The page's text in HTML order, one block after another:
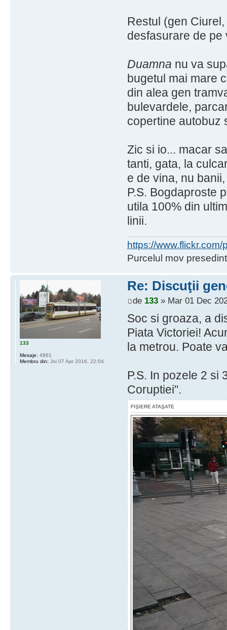
Restul (gen
desfasurare de pe
Duamna nu va
bugetul mai mare
din alea gen
bulevardele,
copertine autobuz
Zic si io... macar
tanti, gata, la
e de vina, nu
P.S. Bogdaproste
utila 100% din
linii.
https://
Purcelul mov
Re: Discuţii
de 133» Mar 01 Dec
Soc si groaza, a
Piata Victoriei!
la metrou. Poate
P.S. In pozele 2 si
Coruptiei".
FIŞIERE ATAŞATE
133
Mesaje: 4861
Membru din: Joi 07 Apr 2016, 22:04